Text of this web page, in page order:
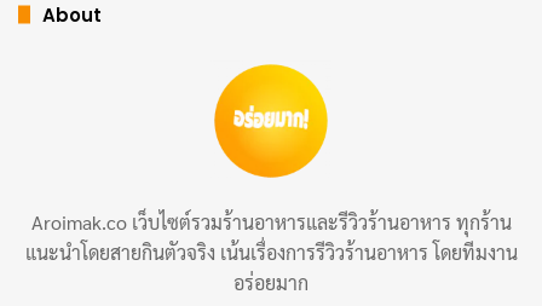
About
Aroimak.co เว็บไซต์รวมร้านอาหารและรีวิวร้านอาหาร ทุกร้าน
แนะนำโดยสายกินตัวจริง เน้นเรื่องการรีวิวร้านอาหาร โดยทีมงาน
อร่อยมาก